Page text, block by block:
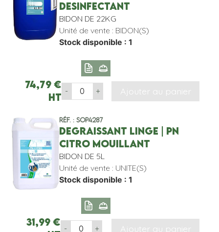
DESINFECTANT
BIDON DE 22KG
Unité de vente : BIDON(S)
Stock disponible : 1
74,79 €
HT
- + Ajouter au panier
Réf. : SOP4287
DEGRAISSANT LINGE | PN
CITRO MOUILLANT
BIDON DE 5L
Unité de vente : UNITE(S)
Stock disponible : 1
31,99 €
- + Ajouter au panier